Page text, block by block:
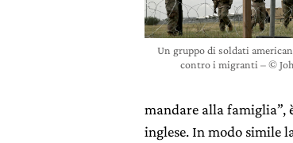
Un gruppo di soldati
contro i migranti – ©
mandare alla famiglia”,
inglese. In modo simile